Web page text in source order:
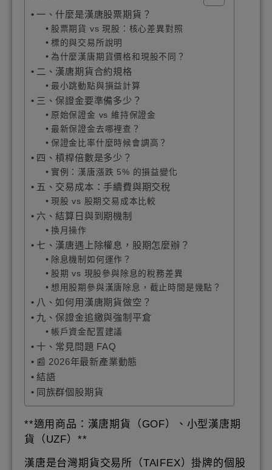
一、什麼是漢唐股票期貨？
股票期貨 vs 現股：核心差異對照
標的與交易所說明
為什麼漢唐期貨價格和現股不同？
二、漢唐期貨合約規格
最小跳動點與損益計算
三、保證金要準備多少？
原始保證金 vs 維持保證金
最新保證金去哪裡查？
保證金比率什麼時候會調高？
四、槓桿倍數是多少？
實例：漢唐漲跌 5% 的損益變化
五、交易成本：手續費與期交稅
現股 vs 股期交易成本比較
六、結算日與到期機制
換月操作
七、漢唐遇上除權息，股期怎麼辦？
除息機制如何運作？
股期 vs 現股參與除息的稅務差異
想用股期參與漢唐除息，截止時間是幾點？
八、如何用漢唐期貨做空？
九、保證金追繳與強制平倉
帳戶資金配置建議
十、常見問題 FAQ
📰 2026年最新產業動態
結語
同族群個股期貨
**適用商品：漢唐期貨（GOF）、小型漢唐期
貨（UZF）**
漢唐是台灣期貨交易所（TAIFEX）掛牌的個股